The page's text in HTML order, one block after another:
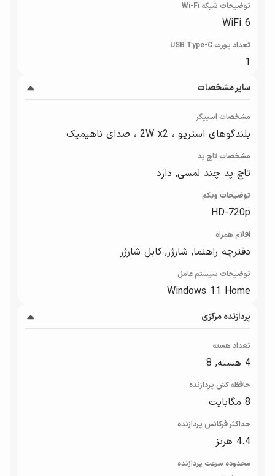
توضیحات شبکه Wi-Fi
WiFi 6
تعداد پورت USB Type-C
1
سایر مشخصات
مشخصات اسپیکر
بلندگوهای استریو ، 2W x2 ، صدای ناهیمیک
مشخصات تاچ پد
تاچ پد چند لمسی, دارد
توضیحات وبکم
HD-720p
اقلام همراه
دفترچه راهنما, شارژر, کابل شارژر
توضیحات سیستم عامل
Windows 11 Home
پردازنده مرکزی
تعداد هسته
4 هسته, 8
حافظه کش پردازنده
8 مگابایت
حداکثر فرکانس پردازنده
4.4 هرتز
محدوده سرعت پردازنده